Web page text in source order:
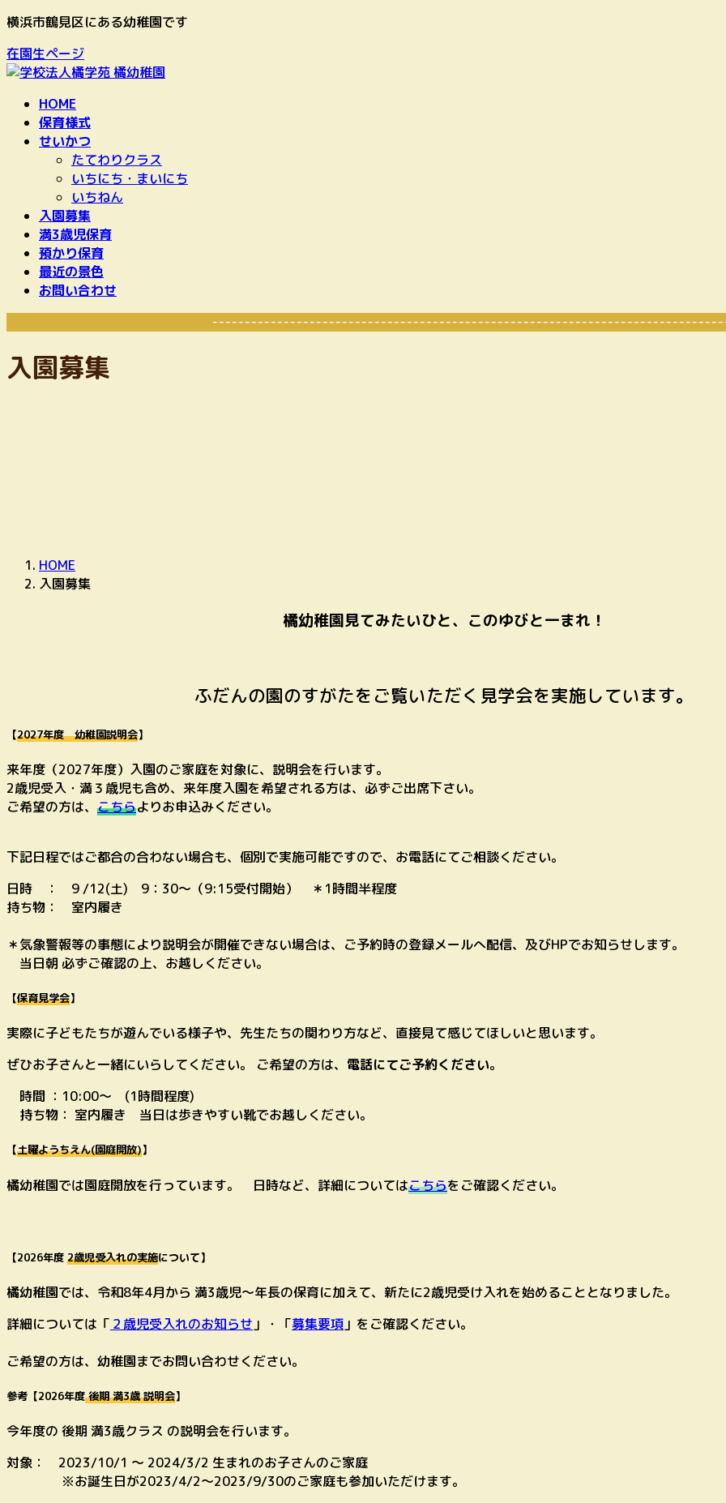
コ
テ
ン
ナ
ゲ
ー
横浜市鶴見区にある幼稚園です
在園生ページ
HOME
保育様式
せいかつ
たてわりクラス
いちにち・まいにち
いちねん
入園募集
満3歳児保育
預かり保育
最近の景色
お問い合わせ
入園募集
HOME
入園募集
橘幼稚園見てみたいひと、このゆびと一まれ！
ふだんの園のすがたをご覧いただく見学会を実施しています。
【2027年度 幼稚園説明会】
来年度（2027年度）入園のご家庭を対象に、説明会を行います。
2歳児受入・満３歳児も含め、来年度入園を希望される方は、必ずご出席下さい。
ご希望の方は、 こちらよりお申込みください。
下記日程ではご都合の合わない場合も、個別で実施可能ですので、お電話にてご相談ください。
日時 ： 9 /12(土) 9：30～（9:15受付開始） ＊1時間半程度
持ち物： 室内履き
＊気象警報等の事態により説明会が開催できない場合は、ご予約時の登録メールへ配信、及びHPでお知らせします。
当日朝 必ずご確認の上、お越しください。
【保育見学会】
実際に子どもたちが遊んでいる様子や、先生たちの関わり方など、直接見て感じてほしいと思います。
ぜひお子さんと一緒にいらしてください。 ご希望の方は、 電話にてご予約ください。
時間 ：10:00～ (1時間程度)
持ち物： 室内履き 当日は歩きやすい靴でお越しください。
【土曜ようちえん(園庭開放)】
橘幼稚園では園庭開放を行っています。 日時など、詳細についてはこちらをご確認ください。
【2026年度 2歳児受入れの実施について】
橘幼稚園では、令和8年4月から 満3歳児～年長の保育に加えて、新たに2歳児受け入れを始めることとなりました。
詳細については「 ２歳児受入れのお知らせ 」・「募集要項 」をご確認ください。
ご希望の方は、幼稚園までお問い合わせください。
参考【2026年度後期 満3歳 説明会】
今年度の 後期 満3歳クラス の説明会を行います。
対象： 2023/10/1 ～ 2024/3/2 生まれのお子さんのご家庭
※お誕生日が2023/4/2～2023/9/30のご家庭も参加いただけます。